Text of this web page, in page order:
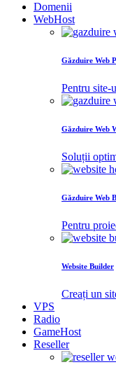
Domenii
WebHost
Găzduire Web
Pentru site-
Găzduire Web
Soluții
Găzduire Web
Pentru
Website Builder
Creați un
VPS
Radio
GameHost
Reseller